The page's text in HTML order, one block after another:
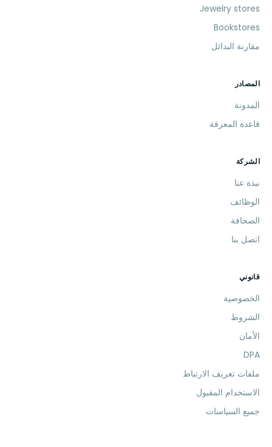
Jewelry stores
Bookstores
مقارنة البدائل
المصادر
المدونة
قاعدة المعرفة
الشركة
نبذة عنا
الوظائف
الصحافة
اتصل بنا
قانوني
الخصوصية
الشروط
الأمان
DPA
ملفات تعريف الارتباط
الاستخدام المقبول
جميع السياسات